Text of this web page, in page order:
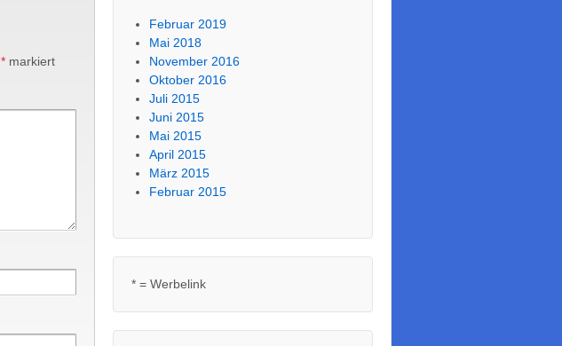
* markiert
Februar 2019
Mai 2018
November 2016
Oktober 2016
Juli 2015
Juni 2015
Mai 2015
April 2015
März 2015
Februar 2015
* = Werbelink